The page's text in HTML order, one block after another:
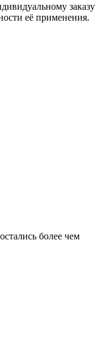
заказу
её применения.
более чем